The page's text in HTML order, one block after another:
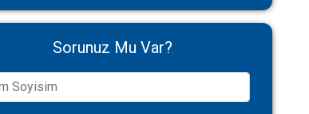
Sorunuz Mu Var?